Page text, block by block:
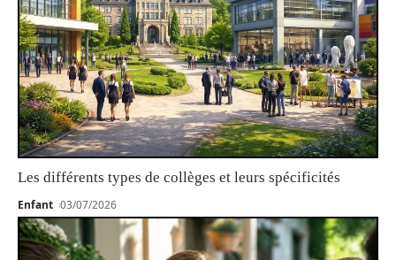
Les différents types de collèges et leurs spécificités
Enfant 03/07/2026